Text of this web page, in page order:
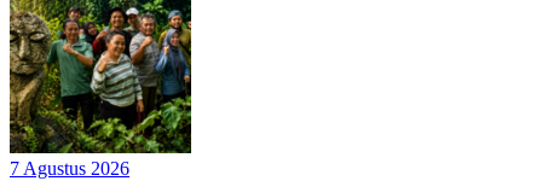
7 Agustus 2026